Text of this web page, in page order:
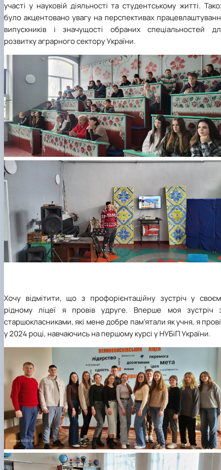
участі у науковій діяльності та студентському житті.
було акцентовано увагу на перспективах
випускників і значущості обраних спеціальностей
розвитку аграрного сектору України.
Хочу відмітити, що з профорієнтаційну зустріч у
рідному ліцеї я провів удруге. Вперше моя зустріч
старшокласниками, які мене добре пам’ятали як учня, я
у 2024 році, навчаючись на першому курсі у НУБіП України.